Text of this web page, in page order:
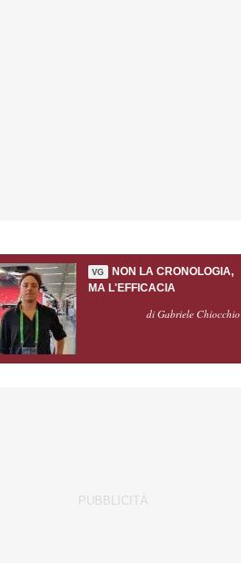
VG
NON LA CRONOLOGIA,
MA L'EFFICACIA
di Gabriele Chiocchio